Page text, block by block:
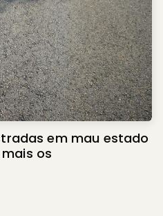
em mau estado
os